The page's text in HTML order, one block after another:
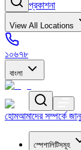
প্রকাশনা
View All Locations
১০৬৭৮
বাংলা
হোমআমাদের সম্পর্কে
স্পেশালিটিসমূহ